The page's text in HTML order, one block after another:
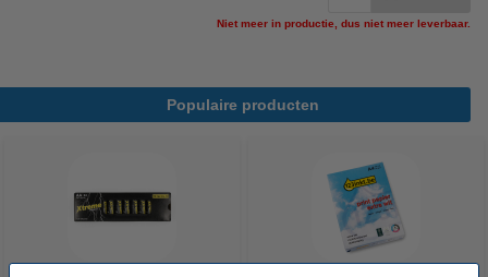
Niet meer in productie, dus niet meer leverbaar.
Populaire producten